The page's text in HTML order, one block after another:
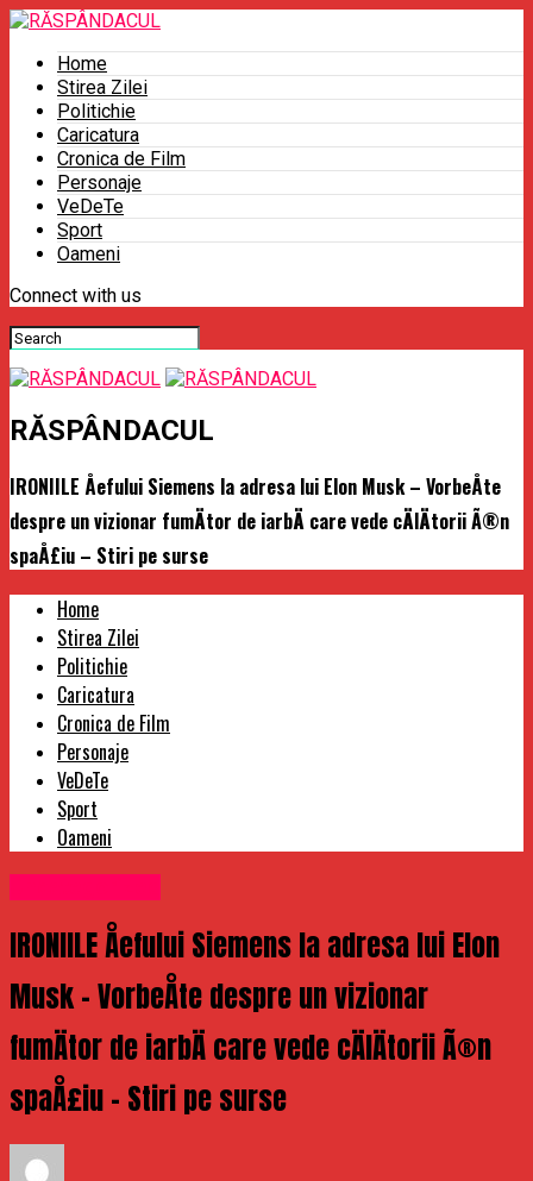
Home
Stirea Zilei
Politichie
Caricatura
Cronica de Film
Personaje
VeDeTe
Sport
Oameni
Connect with us
RĂSPÂNDACUL
IRONIILE Åefului Siemens la adresa lui Elon Musk – VorbeÅte
despre un vizionar fumÄtor de iarbÄ care vede cÄlÄtorii Ã®n
spaÅ£iu – Stiri pe surse
Home
Stirea Zilei
Politichie
Caricatura
Cronica de Film
Personaje
VeDeTe
Sport
Oameni
IRONIILE Åefului Siemens la adresa lui Elon
Musk – VorbeÅte despre un vizionar
fumÄtor de iarbÄ care vede cÄlÄtorii Ã®n
spaÅ£iu – Stiri pe surse